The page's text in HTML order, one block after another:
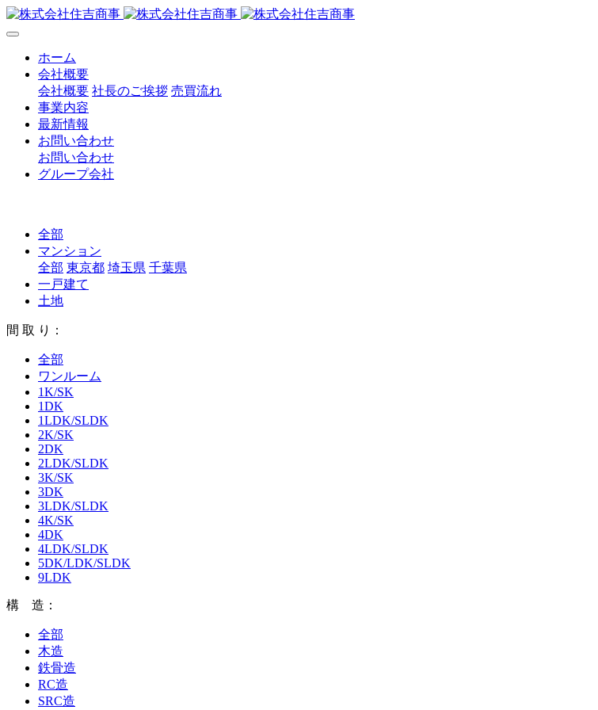
ホーム
会社概要
会社概要 社長のご挨拶 売買流れ
事業内容
最新情報
お問い合わせ
お問い合わせ
グループ会社
全部
マンション
全部 東京都 埼玉県 千葉県
一戸建て
土地
間 取 り：
全部
ワンルーム
1K/SK
1DK
1LDK/SLDK
2K/SK
2DK
2LDK/SLDK
3K/SK
3DK
3LDK/SLDK
4K/SK
4DK
4LDK/SLDK
5DK/LDK/SLDK
9LDK
構 造：
全部
木造
鉄骨造
RC造
SRC造